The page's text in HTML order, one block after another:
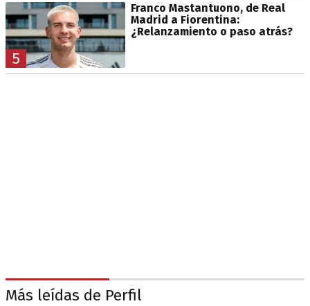
5
Franco Mastantuono, de Real
Madrid a Fiorentina:
¿Relanzamiento o paso atrás?
Más leídas de Perfil